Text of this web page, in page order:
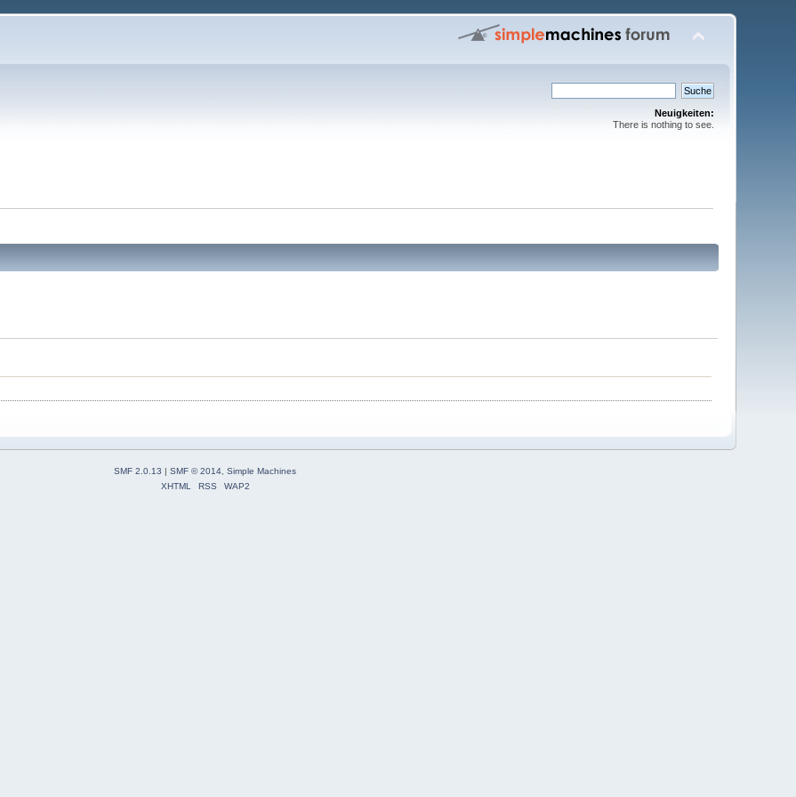
Neuigkeiten:
There is nothing to see.
SMF 2.0.13 | SMF © 2014 Simple Machines
XHTML
RSS WAP2